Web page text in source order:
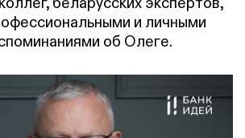
и личными
об Олеге.